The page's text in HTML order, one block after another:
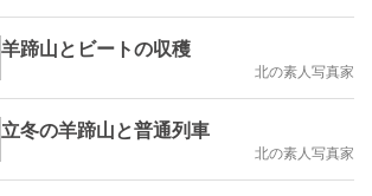
羊蹄山とビートの収穫
北の素人写真家
立冬の羊蹄山と普通列車
北の素人写真家